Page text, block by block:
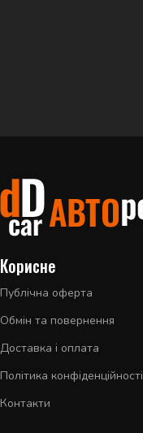
Корисне
Публічна оферта
Обмін та повернення
Доставка і оплата
Політика конфіденційності
Контакти